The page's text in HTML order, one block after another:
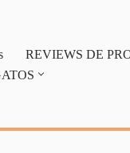
REVIEWS DE